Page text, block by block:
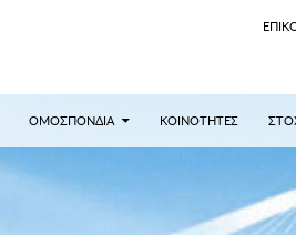
ΟΜΟΣΠΟΝΔΙΑ ΚΟΙΝΟΤΗΤΕΣ